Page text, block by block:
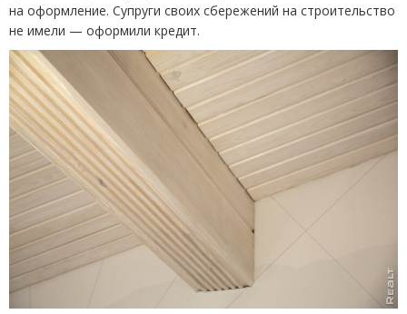
на оформление. Супруги своих сбережений на строительство
не имели — оформили кредит.